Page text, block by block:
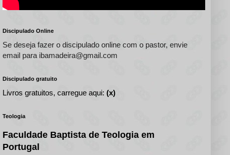
Discipulado Online
Se deseja fazer o discipulado online com o pastor, envie
email para ibamadeira@gmail.com
Discipulado gratuito
Livros gratuitos, carregue aqui: (x)
Teologia
Faculdade Baptista de Teologia em
Portugal